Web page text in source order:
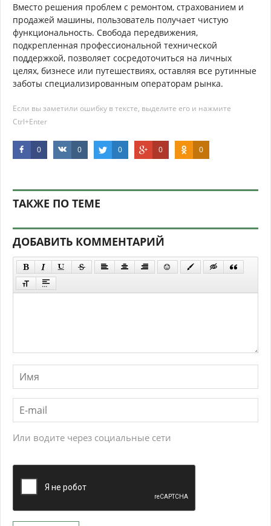
Вместо решения проблем с ремонтом, страхованием и
продажей машины, пользователь получает чистую
функциональность. Свобода передвижения,
подкрепленная профессиональной технической
поддержкой, позволяет сосредоточиться на личных
целях, бизнесе или путешествиях, оставляя все рутинные
заботы специализированным операторам рынка.
Если вы заметили ошибку в тексте, выделите его и нажмите
Ctrl+Enter
0 0 0 0 0
ТАКЖЕ ПО ТЕМЕ
ДОБАВИТЬ КОММЕНТАРИЙ
Или водите через социальные сети